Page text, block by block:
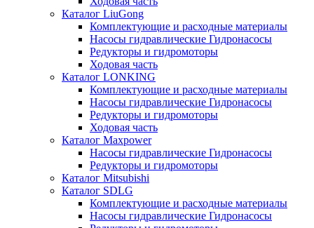
Каталог LiuGong
Комплектующие и расходные материалы
Насосы гидравлические Гидронасосы
Редукторы и гидромоторы
Ходовая часть
Каталог LONKING
Комплектующие и расходные материалы
Насосы гидравлические Гидронасосы
Редукторы и гидромоторы
Ходовая часть
Каталог Maxpower
Насосы гидравлические Гидронасосы
Редукторы и гидромоторы
Каталог Mitsubishi
Каталог SDLG
Комплектующие и расходные материалы
Насосы гидравлические Гидронасосы